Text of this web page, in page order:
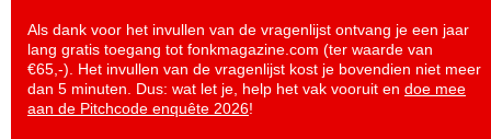
Als dank voor het invullen van de vragenlijst ontvang je een jaar
lang gratis toegang tot fonkmagazine.com (ter waarde van
€65,-). Het invullen van de vragenlijst kost je bovendien niet meer
dan 5 minuten. Dus: wat let je, help het vak vooruit en doe mee
aan de Pitchcode enquête 2026!